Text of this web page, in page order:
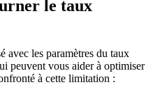
le taux
avec les paramètres du taux
peuvent vous aider à optimiser
à cette limitation :